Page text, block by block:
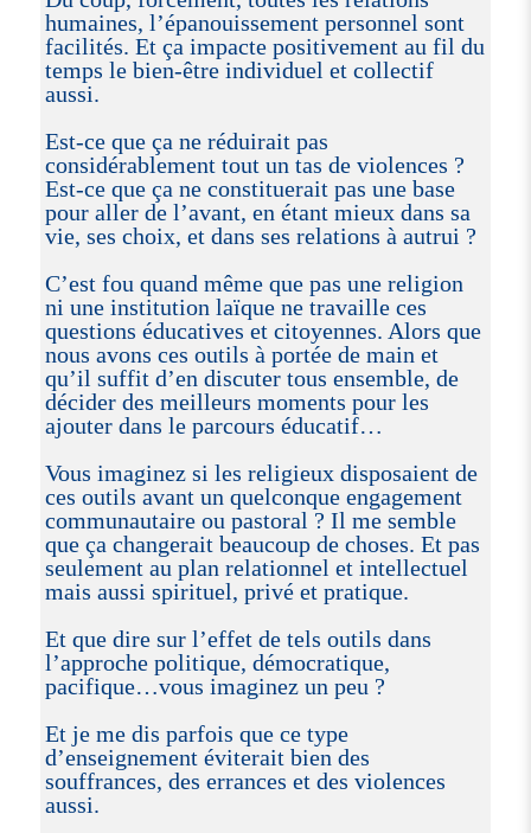
humaines, l’épanouissement personnel sont
facilités. Et ça impacte positivement au fil du
temps le bien-être individuel et collectif
aussi.
Est-ce que ça ne réduirait pas
considérablement tout un tas de violences ?
Est-ce que ça ne constituerait pas une base
pour aller de l’avant, en étant mieux dans sa
vie, ses choix, et dans ses relations à autrui ?
C’est fou quand même que pas une religion
ni une institution laïque ne travaille ces
questions éducatives et citoyennes. Alors que
nous avons ces outils à portée de main et
qu’il suffit d’en discuter tous ensemble, de
décider des meilleurs moments pour les
ajouter dans le parcours éducatif…
Vous imaginez si les religieux disposaient de
ces outils avant un quelconque engagement
communautaire ou pastoral ? Il me semble
que ça changerait beaucoup de choses. Et pas
seulement au plan relationnel et intellectuel
mais aussi spirituel, privé et pratique.
Et que dire sur l’effet de tels outils dans
l’approche politique, démocratique,
pacifique…vous imaginez un peu ?
Et je me dis parfois que ce type
d’enseignement éviterait bien des
souffrances, des errances et des violences
aussi.